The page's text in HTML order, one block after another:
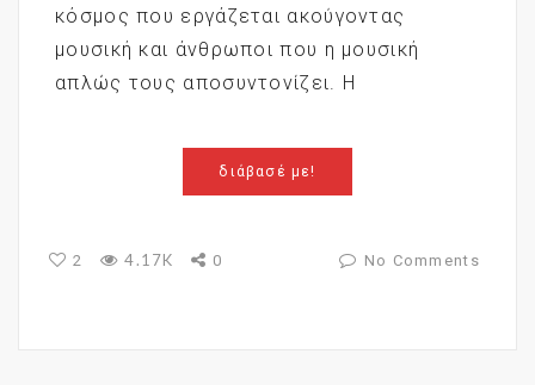
κόσμος που εργάζεται ακούγοντας
μουσική και άνθρωποι που η μουσική
απλώς τους αποσυντονίζει. Η
διάβασέ με!
2 4.17K 0 No Comments